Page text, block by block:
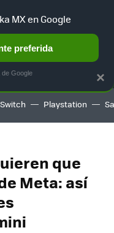
AUTO TERRITORIO
Playstation
que
Meta: así
×
MX en Google
preferida
Google